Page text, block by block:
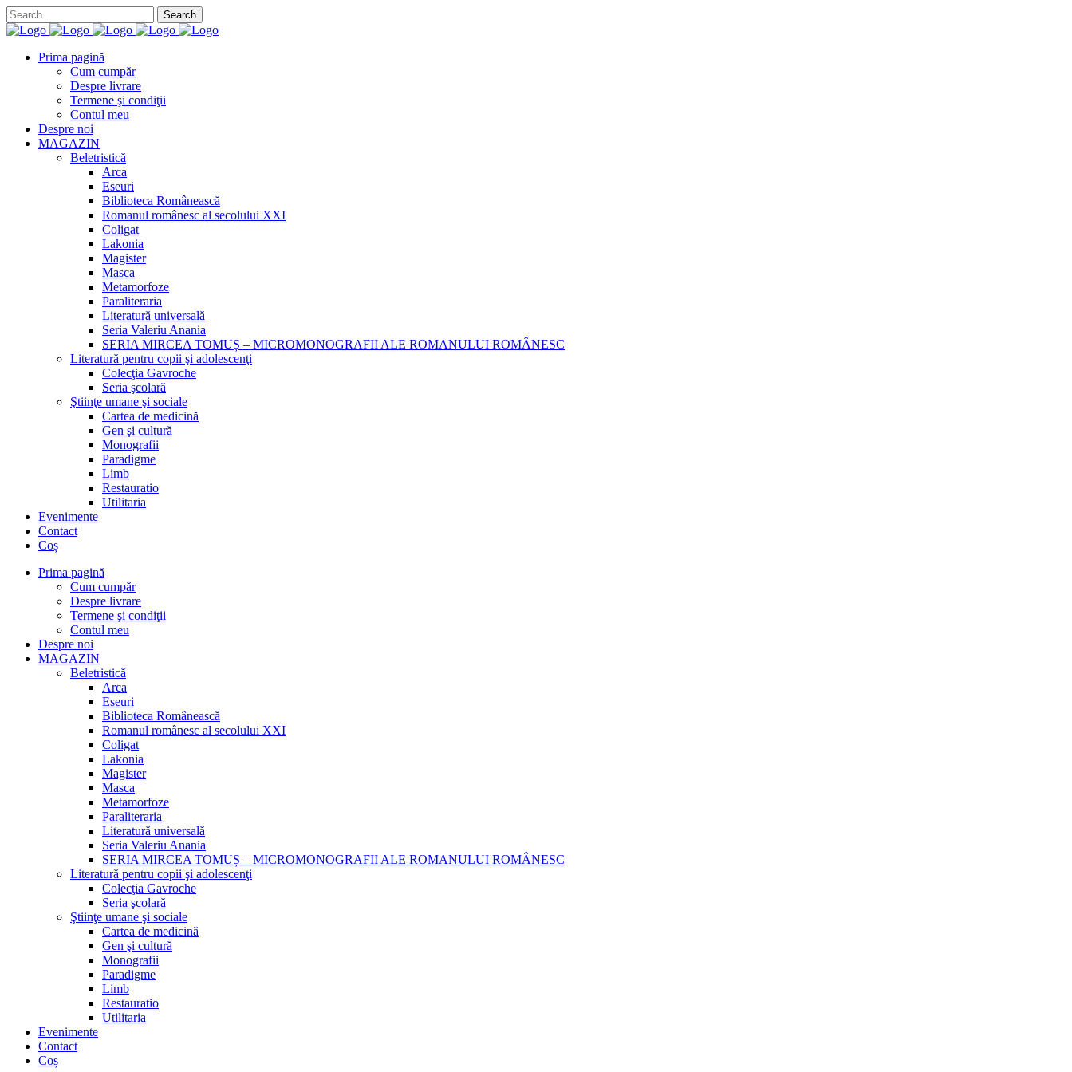
Prima pagină
Cum cumpăr
Despre livrare
Termene şi condiţii
Contul meu
Despre noi
MAGAZIN
Beletristică
Arca
Eseuri
Biblioteca Românească
Romanul românesc al secolului XXI
Coligat
Lakonia
Magister
Masca
Metamorfoze
Paraliteraria
Literatură universală
Seria Valeriu Anania
SERIA MIRCEA TOMUȘ – MICROMONOGRAFII ALE ROMANULUI ROMÂNESC
Literatură pentru copii şi adolescenţi
Colecţia Gavroche
Seria şcolară
Ştiinţe umane şi sociale
Cartea de medicină
Gen şi cultură
Monografii
Paradigme
Limb
Restauratio
Utilitaria
Evenimente
Contact
Coș
Prima pagină
Cum cumpăr
Despre livrare
Termene şi condiţii
Contul meu
Despre noi
MAGAZIN
Beletristică
Arca
Eseuri
Biblioteca Românească
Romanul românesc al secolului XXI
Coligat
Lakonia
Magister
Masca
Metamorfoze
Paraliteraria
Literatură universală
Seria Valeriu Anania
SERIA MIRCEA TOMUȘ – MICROMONOGRAFII ALE ROMANULUI ROMÂNESC
Literatură pentru copii şi adolescenţi
Colecţia Gavroche
Seria şcolară
Ştiinţe umane şi sociale
Cartea de medicină
Gen şi cultură
Monografii
Paradigme
Limb
Restauratio
Utilitaria
Evenimente
Contact
Coș